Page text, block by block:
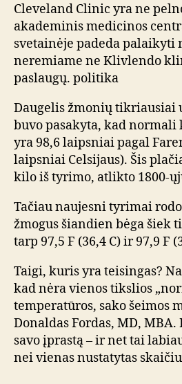
Cleveland Clinic yra ne
akademinis medicinos
svetainėje padeda palaikyti
neremiame ne Klivlendo
paslaugų. politika
Daugelis žmonių tikriausiai
buvo pasakyta, kad
yra 98,6 laipsniai pagal
laipsniai Celsijaus). Šis
kilo iš tyrimo, atlikto 1800-
Tačiau naujesni tyrimai
žmogus šiandien bėga šiek
tarp 97,5 F (36,4 C) ir 97,9 F
Taigi, kuris yra teisingas?
kad nėra vienos tikslios
temperatūros, sako šeimos
Donaldas Fordas, MD,
savo įprastą – ir net tai
nei vienas nustatytas